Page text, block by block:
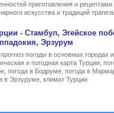
приготовления и
искусства и традиций
- Стамбул, Эгейское
Эрзурум
погоды в основных городах
и погодная карта Турции,
погода в Бодруме, погода в
в Эрзуруме, климат Турции